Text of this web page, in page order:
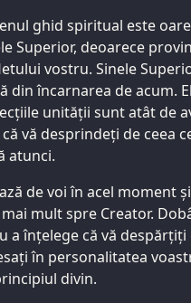
ghid spiritual este
Superior, deoarece
vostru. Sinele
din încarnarea de acum.
unității sunt atât de
vă desprindeți de ceea
atunci.
de voi în acel moment
mult spre Creator.
înțelege că vă despărțiți
în personalitatea
divin.